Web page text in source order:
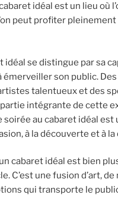
idéal est un lieu où
peut profiter pleinement
idéal se distingue par sa
émerveiller son public.
talentueux et des
intégrante de cette
soirée au cabaret idéal est
à la découverte et à
cabaret idéal est bien
C’est une fusion d’art, de
qui transporte le